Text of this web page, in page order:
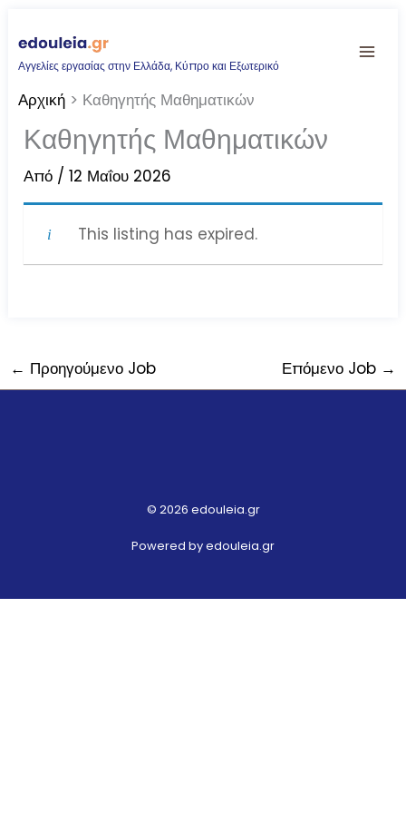
στο
περιεχόμενο
Αγγελίες εργασίας στην Ελλάδα, Κύπρο και Εξωτερικό
Αρχική Καθηγητής Μαθηματικών
Καθηγητής Μαθηματικών
Από /12 Μαΐου 2026
This listing has expired.
← Προηγούμενο Job Επόμενο Job →
© 2026 edouleia.gr
Powered by edouleia.gr